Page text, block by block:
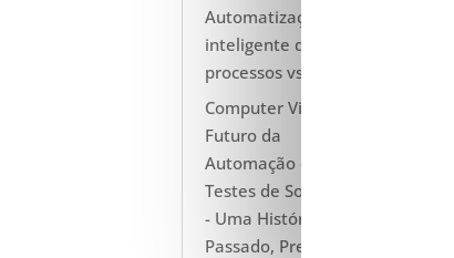
Automatização
inteligente de
processos vs. RPA
Computer Vision É o
Futuro da
Automação de
Testes de Software
- Uma História do
Passado, Presente